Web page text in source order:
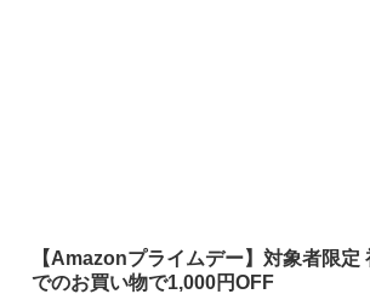
【Amazonプライムデー】対象者限定
でのお買い物で1,000円OFF